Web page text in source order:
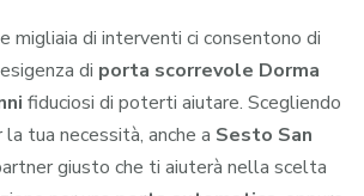
migliaia di interventi ci consentono di
di porta scorrevole Dorma
fiduciosi di poterti aiutare. Scegliendo
tua necessità, anche a Sesto San
giusto che ti aiuterà nella scelta